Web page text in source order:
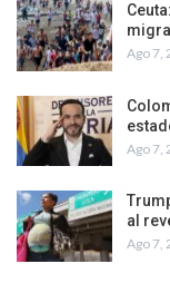
Ago 7,
Ago 7,
al
Ago 7,